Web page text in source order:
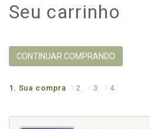
Seu carrinho
CONTINUAR COMPRANDO
1. Sua compra 2. 3. 4.